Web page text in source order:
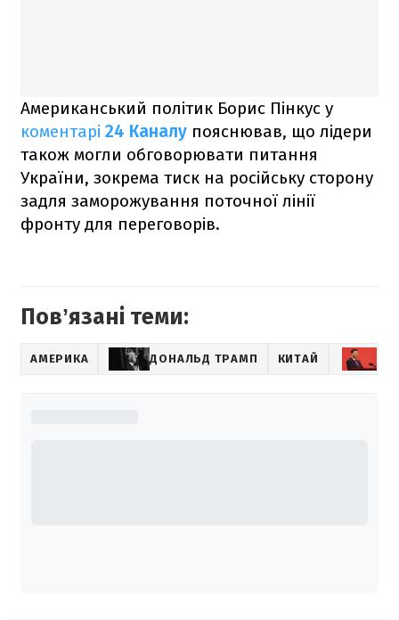
Американський політик Борис Пінкус у
коментарі 24 Каналу пояснював, що лідери
також могли обговорювати питання
України, зокрема тиск на російську сторону
задля заморожування поточної лінії
фронту для переговорів.
Повʼязані теми:
АМЕРИКА ДОНАЛЬД ТРАМП КИТАЙ